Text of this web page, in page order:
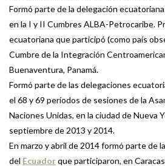
Formó parte de la delegación
en la I y II Cumbres ALBA-Petrocaribe.
ecuatoriana que participó (como país
Cumbre de la Integración
Buenaventura, Panamá.
Formó parte de las delegaciones
el 68 y 69 períodos de sesiones de la
Naciones Unidas, en la ciudad de Nueva
septiembre de 2013 y 2014.
En marzo y abril de 2014 formó parte de
del Ecuadorque participaron, en